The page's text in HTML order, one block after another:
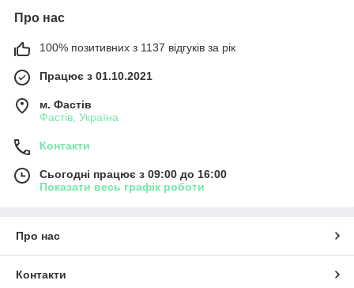
Про нас
100% позитивних з 1137 відгуків за рік
Працює з 01.10.2021
м. Фастів
Фастів, Україна
Контакти
Сьогодні працює з 09:00 до 16:00
Показати весь графік роботи
Про нас
Контакти